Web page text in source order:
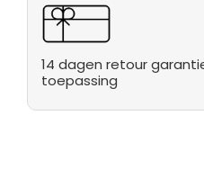
14 dagen retour
toepassing